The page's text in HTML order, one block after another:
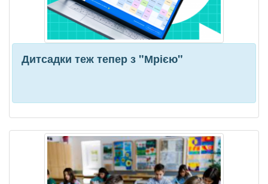
Дитсадки теж тепер з "Мрією"